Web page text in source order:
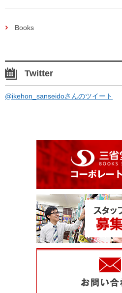
Books
Twitter
@ikehon_sanseidoさんのツイート